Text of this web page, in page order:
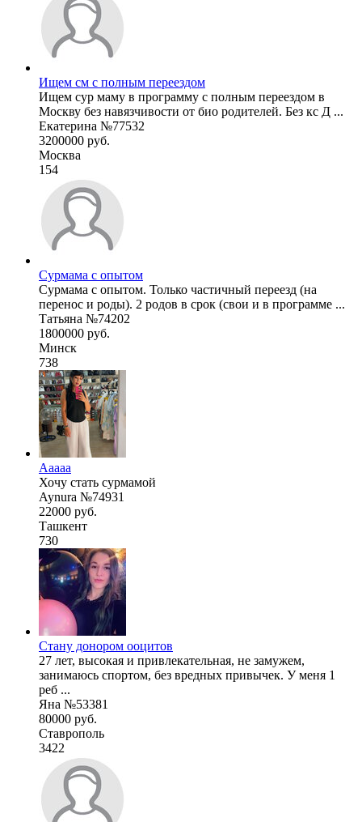
Ищем см с полным переездом
Ищем сур маму в программу с полным переездом в
Москву без навязчивости от био родителей. Без кс Д ...
Екатерина №77532
3200000 руб.
Москва
154
Сурмама с опытом
Сурмама с опытом. Только частичный переезд (на
перенос и роды). 2 родов в срок (свои и в программе ...
Татьяна №74202
1800000 руб.
Минск
738
Ааааа
Хочу стать сурмамой
Aynura №74931
22000 руб.
Ташкент
730
Стану донором ооцитов
27 лет, высокая и привлекательная, не замужем,
занимаюсь спортом, без вредных привычек. У меня 1
реб ...
Яна №53381
80000 руб.
Ставрополь
3422